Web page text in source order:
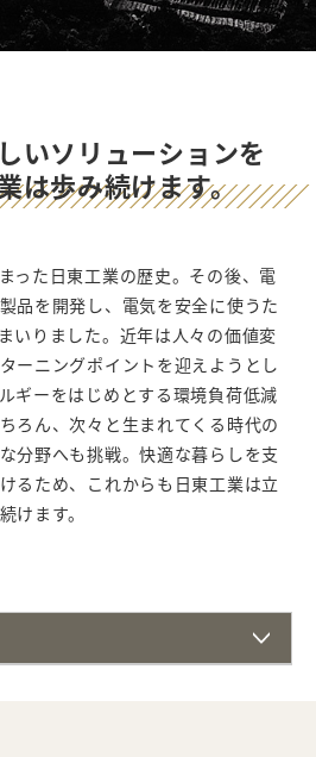
いソリューションを
は歩み続けます。
った日東工業の歴史。その後、電
品を開発し、電気を安全に使うた
いりました。近年は人々の価値変
ーニングポイントを迎えようとし
ギーをはじめとする環境負荷低減
ろん、次々と生まれてくる時代の
分野へも挑戦。快適な暮らしを支
るため、これからも日東工業は立
けます。